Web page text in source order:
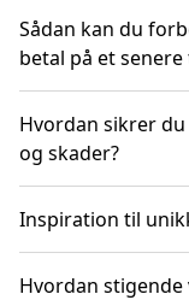
Sådan kan du
betal på et
Hvordan sikrer
og skader?
Inspiration til
Hvordan